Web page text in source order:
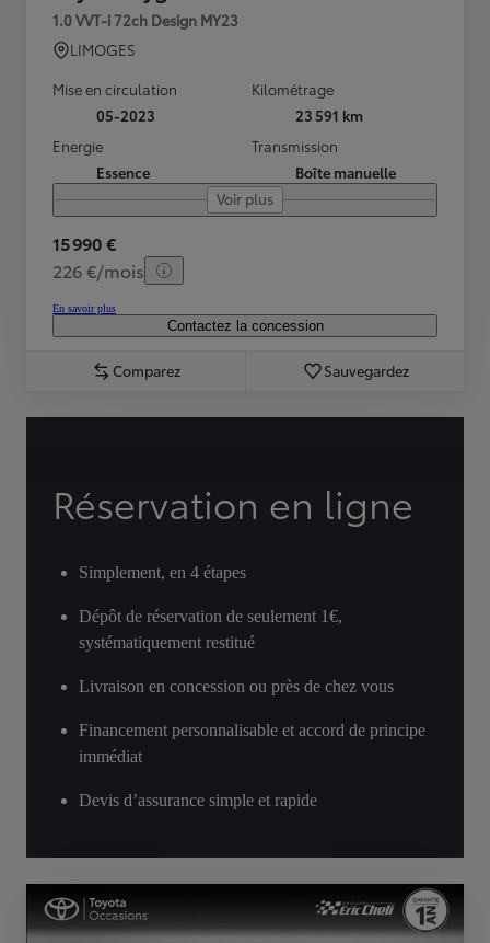
1.0 VVT-i 72ch Design MY23
LIMOGES
Mise en circulation
05-2023
Kilométrage
23 591 km
Energie
Essence
Transmission
Boîte manuelle
Voir plus
15 990 €
226 €/mois
En savoir plus
Contactez la concession
Comparez Sauvegardez
Réservation en ligne
Simplement, en 4 étapes
Dépôt de réservation de seulement 1€,
systématiquement restitué
Livraison en concession ou près de chez vous
Financement personnalisable et accord de principe
immédiat
Devis d’assurance simple et rapide